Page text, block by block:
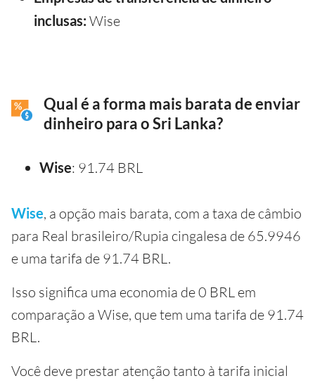
inclusas: Wise
Qual é a forma mais barata de enviar
dinheiro para o Sri Lanka?
Wise: 91.74 BRL
Wise, a opção mais barata, com a taxa de câmbio
para Real brasileiro/Rupia cingalesa de 65.9946
e uma tarifa de 91.74 BRL.
Isso significa uma economia de 0 BRL em
comparação a Wise, que tem uma tarifa de 91.74
BRL.
Você deve prestar atenção tanto à tarifa inicial